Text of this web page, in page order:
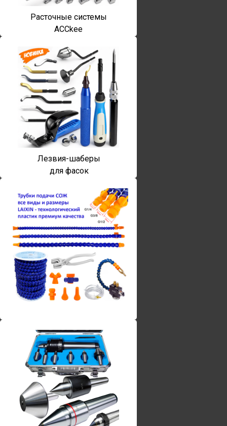
Расточные системы
ACCkee
Лезвия-шаберы
для фасок
Винты torx